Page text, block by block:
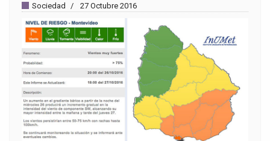
Sociedad 27 Octubre 2016